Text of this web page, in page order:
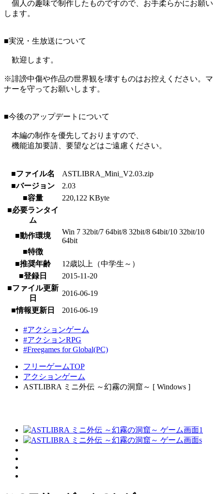
個人の趣味で制作したものですので、お手柔らかにお願い
します。
■実況・生放送について
歓迎します。
※誹謗中傷や作品の世界観を壊すものはお控えください。マ
ナーを守ってお願いします。
■今後のアップデートについて
本編の制作を優先しておりますので、
機能追加要請、要望などはご遠慮ください。
■ファイル名
ASTLIBRA_Mini_V2.03.zip
■バージョン
2.03
■容量
220,122 KByte
■必要ランタイ
ム
■動作環境
Win 7 32bit/7 64bit/8 32bit/8 64bit/10 32bit/10
64bit
■特徴
■推奨年齢
12歳以上（中学生～）
■登録日
2015-11-20
■ファイル更新
日
2016-06-19
■情報更新日 2016-06-19
#アクションゲーム
#アクションRPG
#Freegames for Global(PC)
フリーゲームTOP
アクションゲーム
ASTLIBRA ミニ外伝 ～幻霧の洞窟～ [ Windows ]